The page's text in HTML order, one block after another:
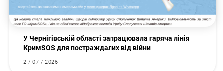
У Чернігівській області запрацювала гаряча лінія
КримSOS для постраждалих від війни
2 / 07 / 2026